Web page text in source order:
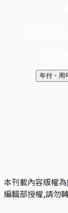
年付・周
本刊載內容版權為
編輯部授權,請勿